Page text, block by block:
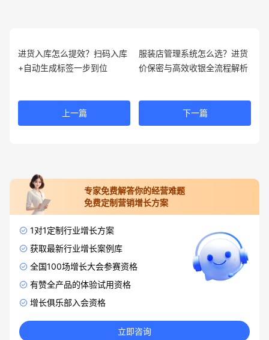
进货入库怎么提效？扫码入库
+自动生成标签一步到位
上一篇
服装店管理系统怎么选？进货
价保密与高效收银全流程解析
下一篇
专家免费解答你的经营难题
免费定制营销增长方案
1对1定制行业增长方案
获取最新行业增长案例库
全国100场增长大会参赛资格
有赞全产品的体验试用资格
增长俱乐部入会资格
立即咨询